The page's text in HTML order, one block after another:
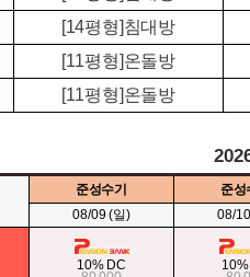
[14평형]침대방
[11평형]온돌방
[11평형]온돌방